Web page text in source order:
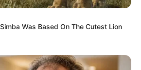
Was Based On The Cutest Lion